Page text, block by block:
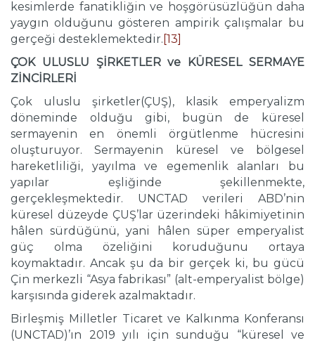
kesimlerde fanatikliğin ve hoşgörüsüzlüğün daha
yaygın olduğunu gösteren ampirik çalışmalar bu
gerçeği desteklemektedir. [13]
ÇOK ULUSLU ŞİRKETLER ve KÜRESEL SERMAYE
ZİNCİRLERİ
Çok uluslu şirketler(ÇUŞ), klasik emperyalizm
döneminde olduğu gibi, bugün de küresel
sermayenin en önemli örgütlenme hücresini
oluşturuyor. Sermayenin küresel ve bölgesel
hareketliliği, yayılma ve egemenlik alanları bu
yapılar eşliğinde şekillenmekte,
gerçekleşmektedir. UNCTAD verileri ABD’nin
küresel düzeyde ÇUŞ’lar üzerindeki hâkimiyetinin
hâlen sürdüğünü, yani hâlen süper emperyalist
güç olma özeliğini koruduğunu ortaya
koymaktadır. Ancak şu da bir gerçek ki, bu gücü
Çin merkezli “Asya fabrikası” (alt-emperyalist bölge)
karşısında giderek azalmaktadır.
Birleşmiş Milletler Ticaret ve Kalkınma Konferansı
(UNCTAD)’ın 2019 yılı için sunduğu “küresel ve